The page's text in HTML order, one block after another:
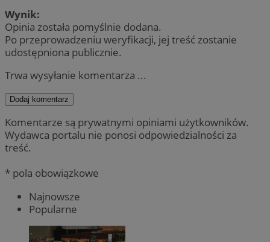
Wynik:
Opinia została pomyślnie dodana.
Po przeprowadzeniu weryfikacji, jej treść zostanie
udostępniona publicznie.
Trwa wysyłanie komentarza ...
Dodaj komentarz
Komentarze są prywatnymi opiniami użytkowników.
Wydawca portalu nie ponosi odpowiedzialności za
treść.
* pola obowiązkowe
Najnowsze
Popularne